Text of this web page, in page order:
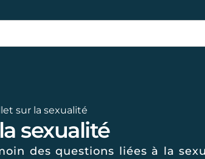
sur la sexualité
sexualité
des questions liées à la